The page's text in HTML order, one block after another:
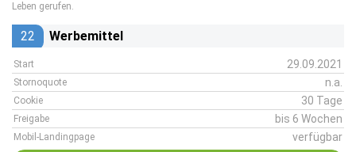
Leben gerufen.
22 Werbemittel
Start 29.09.2021
Stornoquote n.a.
Cookie 30 Tage
Freigabe bis 6 Wochen
Mobil-Landingpage verfügbar